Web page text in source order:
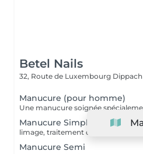
Betel Nails
32, Route de Luxembourg
Manucure (pour homme)
Manucure Simple
Manucure Semi